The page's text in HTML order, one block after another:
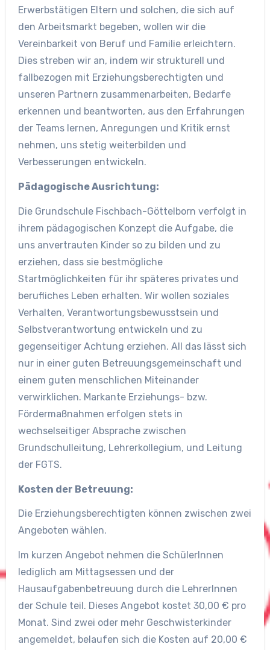
Erwerbstätigen Eltern und solchen, die sich auf
den Arbeitsmarkt begeben, wollen wir die
Vereinbarkeit von Beruf und Familie erleichtern.
Dies streben wir an, indem wir strukturell und
fallbezogen mit Erziehungsberechtigten und
unseren Partnern zusammenarbeiten, Bedarfe
erkennen und beantworten, aus den Erfahrungen
der Teams lernen, Anregungen und Kritik ernst
nehmen, uns stetig weiterbilden und
Verbesserungen entwickeln.
Pädagogische Ausrichtung:
Die Grundschule Fischbach-Göttelborn verfolgt in
ihrem pädagogischen Konzept die Aufgabe, die
uns anvertrauten Kinder so zu bilden und zu
erziehen, dass sie bestmögliche
Startmöglichkeiten für ihr späteres privates und
berufliches Leben erhalten. Wir wollen soziales
Verhalten, Verantwortungsbewusstsein und
Selbstverantwortung entwickeln und zu
gegenseitiger Achtung erziehen. All das lässt sich
nur in einer guten Betreuungsgemeinschaft und
einem guten menschlichen Miteinander
verwirklichen. Markante Erziehungs- bzw.
Fördermaßnahmen erfolgen stets in
wechselseitiger Absprache zwischen
Grundschulleitung, Lehrerkollegium, und Leitung
der FGTS.
Kosten der Betreuung:
Die Erziehungsberechtigten können zwischen zwei
Angeboten wählen.
Im kurzen Angebot nehmen die SchülerInnen
lediglich am Mittagsessen und der
Hausaufgabenbetreuung durch die LehrerInnen
der Schule teil. Dieses Angebot kostet 30,00 € pro
Monat. Sind zwei oder mehr Geschwisterkinder
angemeldet, belaufen sich die Kosten auf 20,00 €